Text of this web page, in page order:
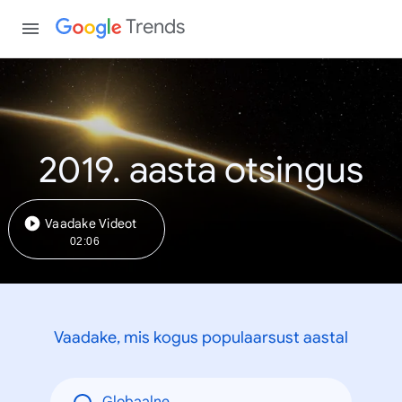
Trends
2019. aasta otsingus
Vaadake Videot
02:06
Vaadake, mis kogus populaarsust aastal